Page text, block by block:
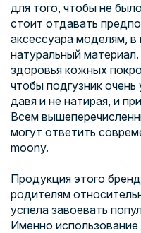
для того, чтобы не
стоит отдавать
аксессуара моделям, в
натуральный
здоровья кожных
чтобы подгузник
давя и не натирая, и
Всем
могут ответить
moony.
Продукция этого
родителям
успела завоевать
Именно